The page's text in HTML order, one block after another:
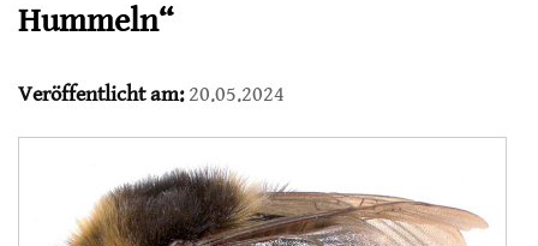
Hummeln“
Veröffentlicht am:20.05.2024